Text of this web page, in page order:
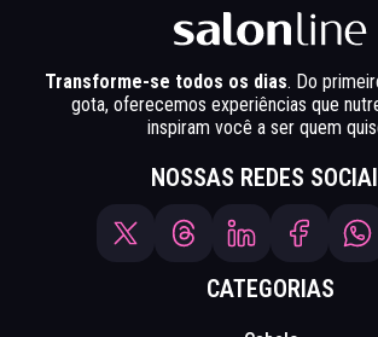
Transforme-se todos os dias. Do
gota, oferecemos experiências que
inspiram você a ser quem
NOSSAS REDES
CATEGORIAS